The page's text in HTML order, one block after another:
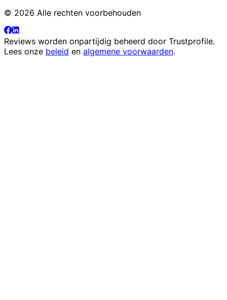
© 2026 Alle rechten voorbehouden
Reviews worden onpartijdig beheerd door Trustprofile.
Lees onze beleid en algemene voorwaarden.